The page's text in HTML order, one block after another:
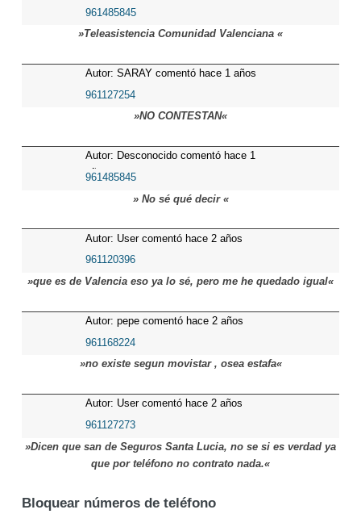
961485845
»Teleasistencia Comunidad Valenciana «
Autor: SARAY comentó hace 1 años
961127254
»NO CONTESTAN«
Autor: Desconocido comentó hace 1
años
961485845
» No sé qué decir «
Autor: User comentó hace 2 años
961120396
»que es de Valencia eso ya lo sé, pero me he quedado igual«
Autor: pepe comentó hace 2 años
961168224
»no existe segun movistar , osea estafa«
Autor: User comentó hace 2 años
961127273
»Dicen que san de Seguros Santa Lucia, no se si es verdad ya
que por teléfono no contrato nada.«
Bloquear números de teléfono